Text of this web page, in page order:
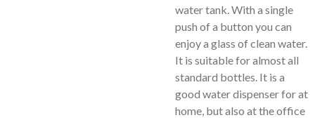
water tank. With a single
push of a button you can
enjoy a glass of clean water.
It is suitable for almost all
standard bottles. It is a
good water dispenser for at
home, but also at the office